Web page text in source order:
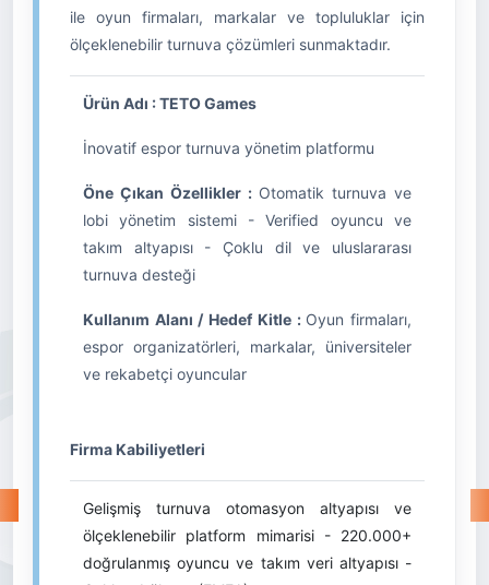
ile oyun firmaları, markalar ve topluluklar için
ölçeklenebilir turnuva çözümleri sunmaktadır.
Ürün Adı : TETO Games
İnovatif espor turnuva yönetim platformu
Öne Çıkan Özellikler : Otomatik turnuva ve
lobi yönetim sistemi - Verified oyuncu ve
takım altyapısı - Çoklu dil ve uluslararası
turnuva desteği
Kullanım Alanı / Hedef Kitle : Oyun firmaları,
espor organizatörleri, markalar, üniversiteler
ve rekabetçi oyuncular
Firma Kabiliyetleri
Gelişmiş turnuva otomasyon altyapısı ve
ölçeklenebilir platform mimarisi - 220.000+
doğrulanmış oyuncu ve takım veri altyapısı -